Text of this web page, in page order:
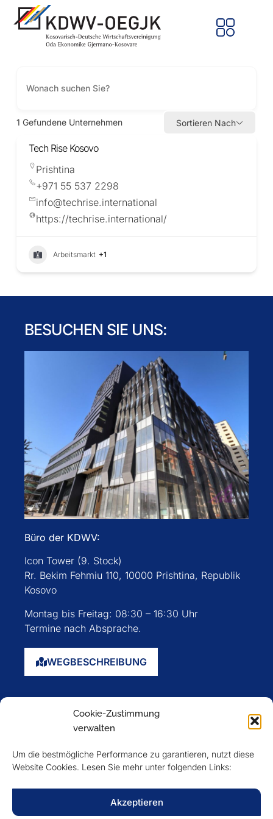
Cookie-Zustimmung
verwalten
Um die bestmögliche Performance zu garantieren, nutzt diese
Website Cookies. Lesen Sie mehr unter folgenden Links:
Akzeptieren
1 Gefundene Unternehmen Sortieren Nach
Tech Rise Kosovo
Prishtina
+971 55 537 2298
info@techrise.international
https://techrise.international/
Arbeitsmarkt +1
BESUCHEN SIE UNS:
Büro der KDWV:
Icon Tower (9. Stock)
Rr. Bekim Fehmiu 110, 10000 Prishtina, Republik
Kosovo
Montag bis Freitag: 08:30 – 16:30 Uhr
Termine nach Absprache.
WEGBESCHREIBUNG
Mitglieder